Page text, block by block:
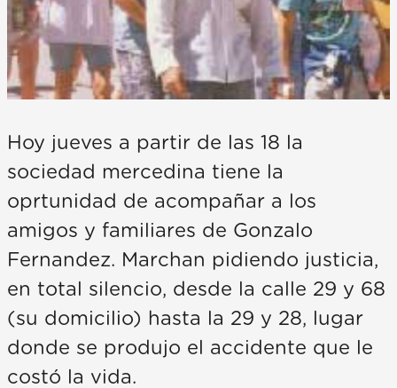
Hoy jueves a partir de las 18 la
sociedad mercedina tiene la
oprtunidad de acompañar a los
amigos y familiares de Gonzalo
Fernandez. Marchan pidiendo justicia,
en total silencio, desde la calle 29 y 68
(su domicilio) hasta la 29 y 28, lugar
donde se produjo el accidente que le
costó la vida.